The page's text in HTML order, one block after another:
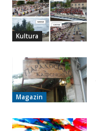
Kultura
Magazin